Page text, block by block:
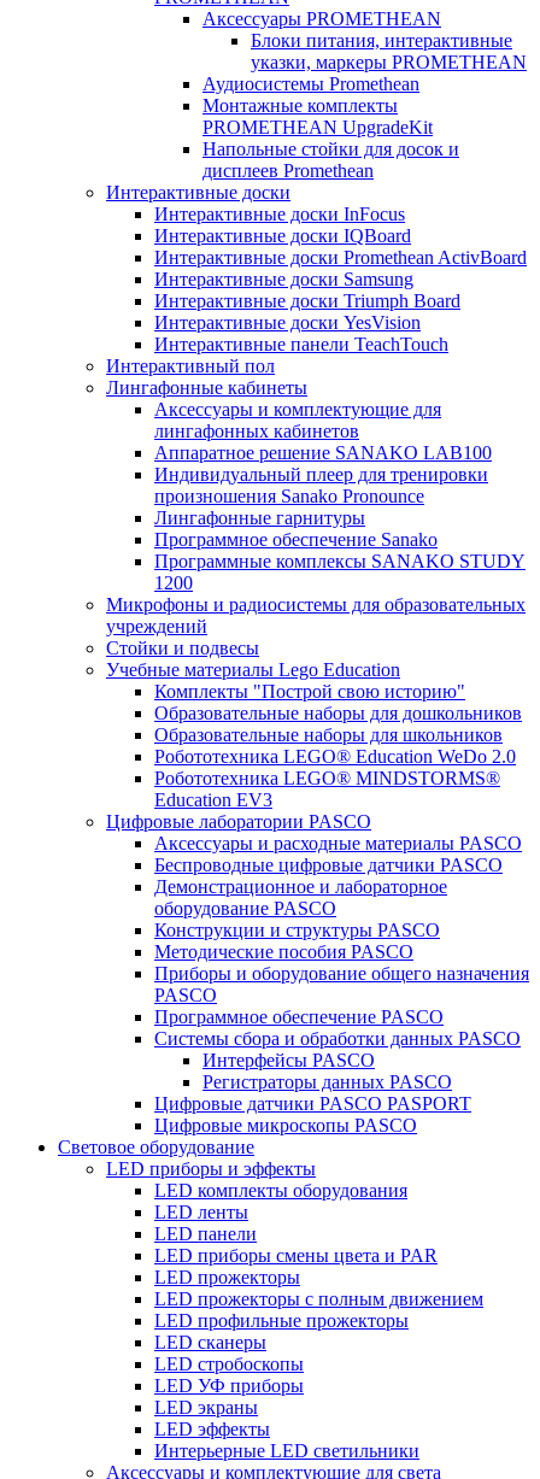
Аксессуары PROMETHEAN
Блоки питания, интерактивные
указки, маркеры PROMETHEAN
Аудиосистемы Promethean
Монтажные комплекты
PROMETHEAN UpgradeKit
Напольные стойки для досок и
дисплеев Promethean
Интерактивные доски
Интерактивные доски InFocus
Интерактивные доски IQBoard
Интерактивные доски Promethean ActivBoard
Интерактивные доски Samsung
Интерактивные доски Triumph Board
Интерактивные доски YesVision
Интерактивные панели TeachTouch
Интерактивный пол
Лингафонные кабинеты
Аксессуары и комплектующие для
лингафонных кабинетов
Аппаратное решение SANAKO LAB100
Индивидуальный плеер для тренировки
произношения Sanako Pronounce
Лингафонные гарнитуры
Программное обеспечение Sanako
Программные комплексы SANAKO STUDY
1200
Микрофоны и радиосистемы для образовательных
учреждений
Стойки и подвесы
Учебные материалы Lego Education
Комплекты "Построй свою историю"
Образовательные наборы для дошкольников
Образовательные наборы для школьников
Робототехника LEGO® Education WeDo 2.0
Робототехника LEGO® MINDSTORMS®
Education EV3
Цифровые лаборатории PASCO
Аксессуары и расходные материалы PASCO
Беспроводные цифровые датчики PASCO
Демонстрационное и лабораторное
оборудование PASCO
Конструкции и структуры PASCO
Методические пособия PASCO
Приборы и оборудование общего назначения
PASCO
Программное обеспечение PASCO
Системы сбора и обработки данных PASCO
Интерфейсы PASCO
Регистраторы данных PASCO
Цифровые датчики PASCO PASPORT
Цифровые микроскопы PASCO
Световое оборудование
LED приборы и эффекты
LED комплекты оборудования
LED ленты
LED панели
LED приборы смены цвета и PAR
LED прожекторы
LED прожекторы с полным движением
LED профильные прожекторы
LED сканеры
LED стробоскопы
LED УФ приборы
LED экраны
LED эффекты
Интерьерные LED светильники
Аксессуары и комплектующие для света